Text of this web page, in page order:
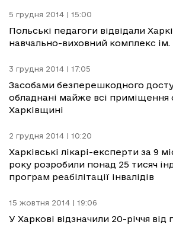
5 грудня 2014 | 15:00
Польські педагоги відвідали
навчально-виховний комплекс ім.
3 грудня 2014 | 17:05
Засобами безперешкодного
обладнані майже всі приміщення
Харківщині
2 грудня 2014 | 10:20
Харківські лікарі-експерти за 9
року розробили понад 25 тисяч
програм реабілітації інвалідів
15 жовтня 2014 | 19:06
У Харкові відзначили 20-річчя від